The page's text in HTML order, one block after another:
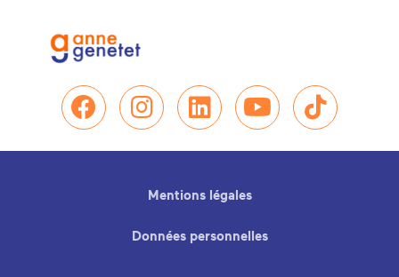
Nous retrouver sur
Nous retrouver sur
Nous retrouver
NousNous
Mentions légales
Données personnelles